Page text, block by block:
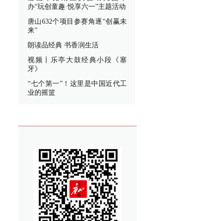
办“玩创童趣·悦享六一”主题活动
唐山632个项目参赛角逐“创赢未
来”
朗读品经典 书香润生活
视频丨乐亭大鼓经典小段《塞
牙》
“七个第一”！这里是中国近代工
业的摇篮